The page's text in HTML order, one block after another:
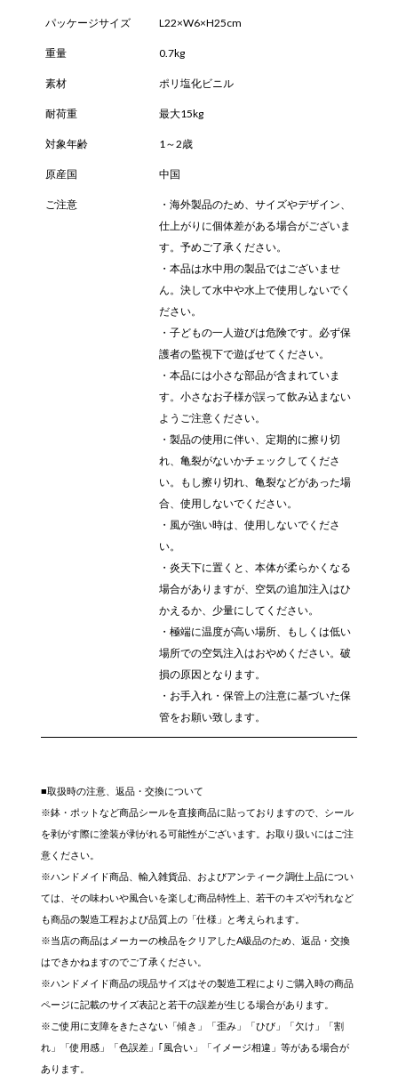
パッケージサイズ L22×W6×H25cm
重量 0.7kg
素材 ポリ塩化ビニル
耐荷重 最大15kg
対象年齢 1～2歳
原産国 中国
ご注意
・海外製品のため、サイズやデザイン、
仕上がりに個体差がある場合がございま
す。予めご了承ください。
・本品は水中用の製品ではございませ
ん。決して水中や水上で使用しないでく
ださい。
・子どもの一人遊びは危険です。必ず保
護者の監視下で遊ばせてください。
・本品には小さな部品が含まれていま
す。小さなお子様が誤って飲み込まない
ようご注意ください。
・製品の使用に伴い、定期的に擦り切
れ、亀裂がないかチェックしてくださ
い。もし擦り切れ、亀裂などがあった場
合、使用しないでください。
・風が強い時は、使用しないでくださ
い。
・炎天下に置くと、本体が柔らかくなる
場合がありますが、空気の追加注入はひ
かえるか、少量にしてください。
・極端に温度が高い場所、もしくは低い
場所での空気注入はおやめください。破
損の原因となります。
・お手入れ・保管上の注意に基づいた保
管をお願い致します。
■取扱時の注意、返品・交換について
※鉢・ポットなど商品シールを直接商品に貼っておりますので、シール
を剥がす際に塗装が剥がれる可能性がございます。お取り扱いにはご注
意ください。
※ハンドメイド商品、輸入雑貨品、およびアンティーク調仕上品につい
ては、その味わいや風合いを楽しむ商品特性上、若干のキズや汚れなど
も商品の製造工程および品質上の「仕様」と考えられます。
※当店の商品はメーカーの検品をクリアしたA級品のため、返品・交換
はできかねますのでご了承ください。
※ハンドメイド商品の現品サイズはその製造工程によりご購入時の商品
ページに記載のサイズ表記と若干の誤差が生じる場合があります。
※ご使用に支障をきたさない「傾き」「歪み」「ひび」「欠け」「割
れ」「使用感」「色誤差」｢風合い」「イメージ相違」等がある場合が
あります。